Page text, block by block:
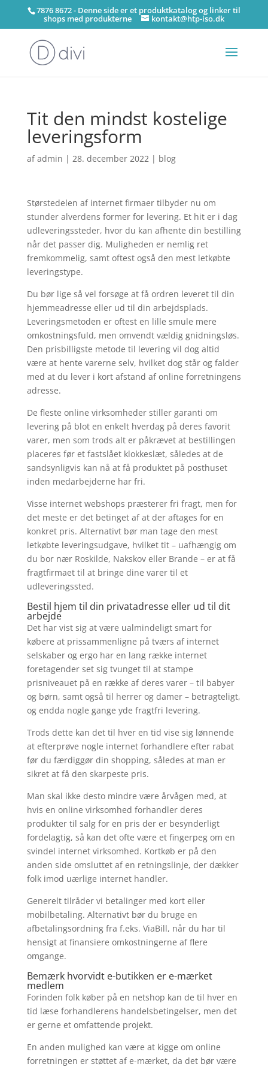
7876 8672 - Denne side er et produktkatalog og linker til
shops med produkterne kontakt@htp-iso.dk
Tit den mindst kostelige
leveringsform
afadmin | 28. december 2022| blog
Størstedelen af internet firmaer tilbyder nu om
stunder alverdens former for levering. Et hit er i dag
udleveringssteder, hvor du kan afhente din bestilling
når det passer dig. Muligheden er nemlig ret
fremkommelig, samt oftest også den mest letkøbte
leveringstype.
Du bør lige så vel forsøge at få ordren leveret til din
hjemmeadresse eller ud til din arbejdsplads.
Leveringsmetoden er oftest en lille smule mere
omkostningsfuld, men omvendt vældig gnidningsløs.
Den prisbilligste metode til levering vil dog altid
være at hente varerne selv, hvilket dog står og falder
med at du lever i kort afstand af online forretningens
adresse.
De fleste online virksomheder stiller garanti om
levering på blot en enkelt hverdag på deres favorit
varer, men som trods alt er påkrævet at bestillingen
placeres før et fastslået klokkeslæt, således at de
sandsynligvis kan nå at få produktet på posthuset
inden medarbejderne har fri.
Visse internet webshops præsterer fri fragt, men for
det meste er det betinget af at der aftages for en
konkret pris. Alternativt bør man tage den mest
letkøbte leveringsudgave, hvilket tit – uafhængig om
du bor nær Roskilde, Nakskov eller Brande – er at få
fragtfirmaet til at bringe dine varer til et
udleveringssted.
Bestil hjem til din privatadresse eller ud til dit
arbejde
Det har vist sig at være ualmindeligt smart for
købere at prissammenligne på tværs af internet
selskaber og ergo har en lang række internet
foretagender set sig tvunget til at stampe
prisniveauet på en række af deres varer – til babyer
og børn, samt også til herrer og damer – betragteligt,
og endda nogle gange yde fragtfri levering.
Trods dette kan det til hver en tid vise sig lønnende
at efterprøve nogle internet forhandlere efter rabat
før du færdiggør din shopping, således at man er
sikret at få den skarpeste pris.
Man skal ikke desto mindre være årvågen med, at
hvis en online virksomhed forhandler deres
produkter til salg for en pris der er besynderligt
fordelagtig, så kan det ofte være et fingerpeg om en
svindel internet virksomhed. Kortkøb er på den
anden side omsluttet af en retningslinje, der dækker
folk imod uærlige internet handler.
Generelt tilråder vi betalinger med kort eller
mobilbetaling. Alternativt bør du bruge en
afbetalingsordning fra f.eks. ViaBill, når du har til
hensigt at finansiere omkostningerne af flere
omgange.
Bemærk hvorvidt e-butikken er e-mærket
medlem
Forinden folk køber på en netshop kan de til hver en
tid læse forhandlerens handelsbetingelser, men det
er gerne et omfattende projekt.
En anden mulighed kan være at kigge om online
forretningen er støttet af e-mærket, da det bør være